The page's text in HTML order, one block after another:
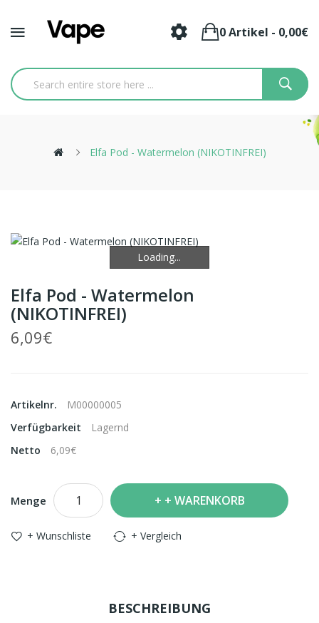
0 Artikel - 0,00€
Elfa Pod - Watermelon (NIKOTINFREI)
Loading...
Loading...
Elfa Pod - Watermelon
(NIKOTINFREI)
6,09€
Artikelnr.
M00000005
Verfügbarkeit
Lagernd
Netto
6,09€
Menge + WARENKORB
+ Wunschliste + Vergleich
BESCHREIBUNG